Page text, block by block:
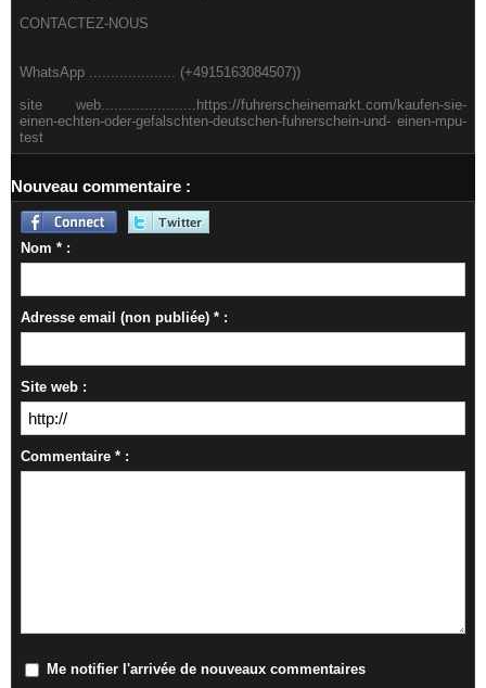
CONTACTEZ-NOUS
WhatsApp .................... (+4915163084507))
site web......................https://fuhrerscheinemarkt.com/kaufen-sie-
einen-echten-oder-gefalschten-deutschen-fuhrerschein-und- einen-mpu-
test
Nouveau commentaire :
Nom * :
Adresse email (non publiée) * :
Site web :
Commentaire * :
Me notifier l'arrivée de nouveaux commentaires